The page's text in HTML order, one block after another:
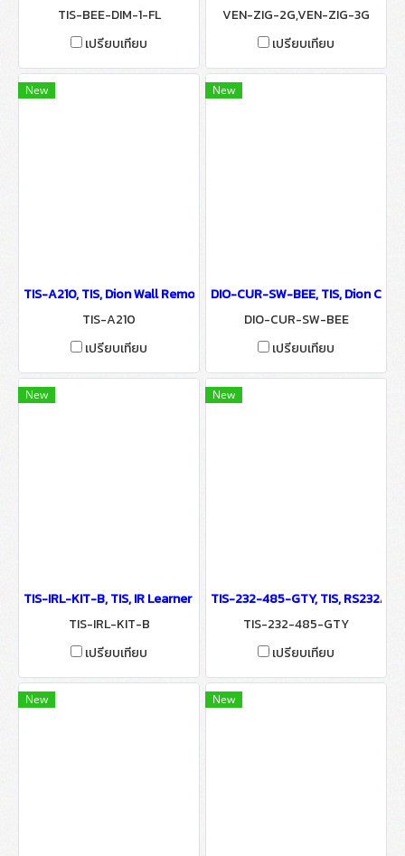
TIS-BEE-DIM-1-FL
เปรียบเทียบ
VEN-ZIG-2G,VEN-ZIG-3G
เปรียบเทียบ
New
TIS-A210, TIS, Dion Wall Remote - IoT Smart Automation System
TIS-A210
เปรียบเทียบ
New
DIO-CUR-SW-BEE, TIS, Dion
DIO-CUR-SW-BEE
เปรียบเทียบ
New
TIS-IRL-KIT-B, TIS, IR Learner - IoT Smart Automation System
TIS-IRL-KIT-B
เปรียบเทียบ
New
TIS-232-485-GTY, TIS, RS232/
TIS-232-485-GTY
เปรียบเทียบ
New New